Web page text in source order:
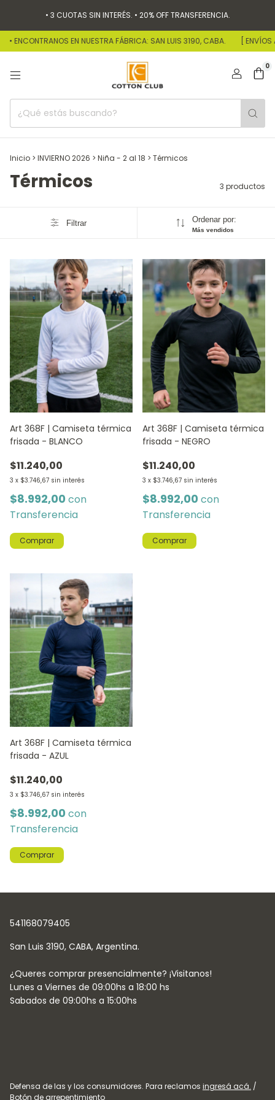
• 3 CUOTAS SIN INTERÉS. • 20% OFF TRANSFERENCIA.
• ENCONTRANOS EN NUESTRA FÁBRICA: SAN LUIS 3190, CABA. [ ENVÍOS
0
Inicio > INVIERNO 2026 > Niña - 2 al 18 > Térmicos
Térmicos 3 productos
Filtrar Ordenar por:
Más vendidos
Art 368F | Camiseta térmica
frisada - BLANCO
$11.240,00
3 x $3.746,67 sin interés
$8.992,00 con
Transferencia
Comprar
Art 368F | Camiseta térmica
frisada - NEGRO
$11.240,00
3 x $3.746,67 sin interés
$8.992,00 con
Transferencia
Comprar
Art 368F | Camiseta térmica
frisada - AZUL
$11.240,00
3 x $3.746,67 sin interés
$8.992,00 con
Transferencia
Comprar
541168079405
Defensa de las y los consumidores. Para reclamos ingresá acá. /
Botón de arrepentimiento